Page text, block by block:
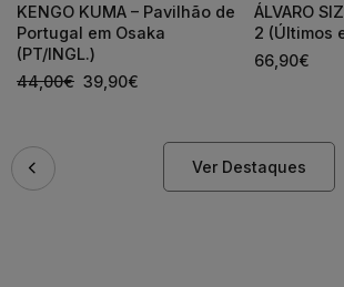
KENGO KUMA – Pavilhão de
Portugal em Osaka
(PT/INGL.)
44,00€ 39,90€
ÁLVARO
2 (Últimos
66,90€
Ver Destaques